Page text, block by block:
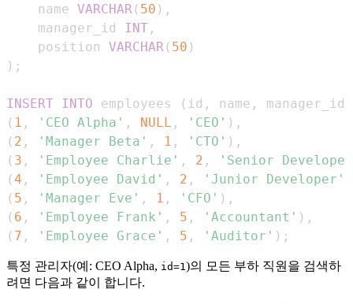
    name
VARCHAR ( 50 ) ,
    manager_id
INT ,
    position
VARCHAR ( 50 )
) ;
INSERT INTO employees ( id , name , manager_id
( 1 , 'CEO Alpha' , NULL , 'CEO' ) ,
( 2 , 'Manager Beta' , 1 , 'CTO' ) ,
( 3 , 'Employee Charlie' , 2 ,
'Senior
(4 , 'Employee David' , 2 , 'Junior Developer'
( 5 , 'Manager Eve' , 1 , 'CFO' ) ,
( 6 , 'Employee Frank' , 5 , 'Accountant' ) ,
( 7 , 'Employee Grace' , 5 , 'Auditor' ) ;
특정 관리자(예: CEO Alpha, id=1 )의 모든 부하 직원을 검색하
려면 다음과 같이 합니다.